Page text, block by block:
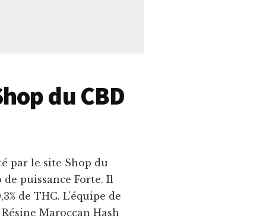
du CBD
par le site Shop du
puissance Forte. Il
de THC. L’équipe de
Maroccan Hash